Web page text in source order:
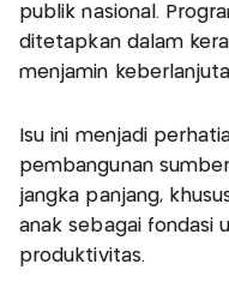
publik nasional.
ditetapkan dalam
menjamin
Isu ini menjadi
pembangunan
jangka panjang,
anak sebagai fondasi
produktivitas.